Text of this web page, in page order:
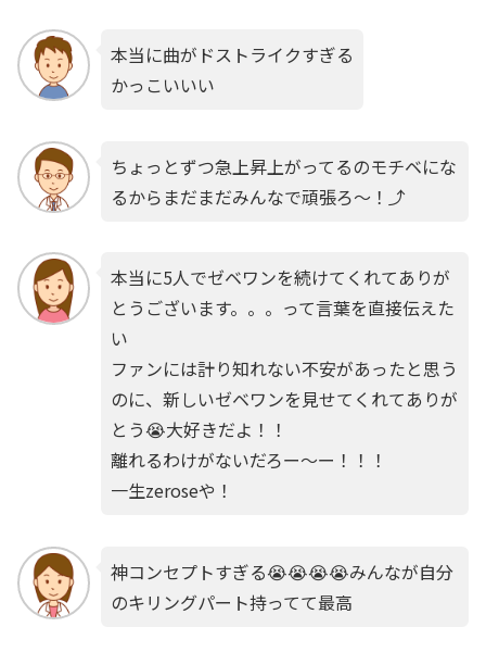
本当に曲がドストライクすぎる
かっこいいい
ちょっとずつ急上昇上がってるのモチベにな
るからまだまだみんなで頑張ろ〜！⤴︎
本当に5人でゼベワンを続けてくれてありが
とうございます。。。って言葉を直接伝えた
い
ファンには計り知れない不安があったと思う
のに、新しいゼベワンを見せてくれてありが
とう😭大好きだよ！！
離れるわけがないだろー〜ー！！！
一生zeroseや！
神コンセプトすぎる😭😭😭😭みんなが自分
のキリングパート持ってて最高